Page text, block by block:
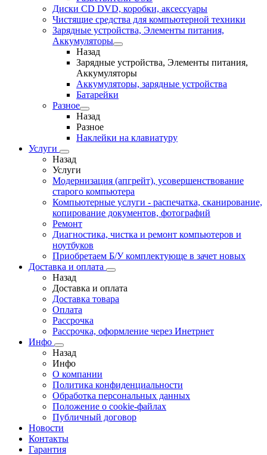
Диски CD DVD, коробки, аксессуары
Чистящие средства для компьютерной техники
Зарядные устройства, Элементы питания,
Аккумуляторы
Назад
Зарядные устройства, Элементы питания,
Аккумуляторы
Аккумуляторы, зарядные устройства
Батарейки
Разное
Назад
Разное
Наклейки на клавиатуру
Услуги
Назад
Услуги
Модернизация (апгрейт), усовершенствование
старого компьютера
Компьютерные услуги - распечатка, сканирование,
копирование документов, фотографий
Ремонт
Диагностика, чистка и ремонт компьютеров и
ноутбуков
Приобретаем Б/У комплектующе в зачет новых
Доставка и оплата
Назад
Доставка и оплата
Доставка товара
Оплата
Рассрочка
Рассрочка, оформление через Инетрнет
Инфо
Назад
Инфо
О компании
Политика конфиденциальности
Обработка персональных данных
Положение о cookie-файлах
Публичный договор
Новости
Контакты
Гарантия